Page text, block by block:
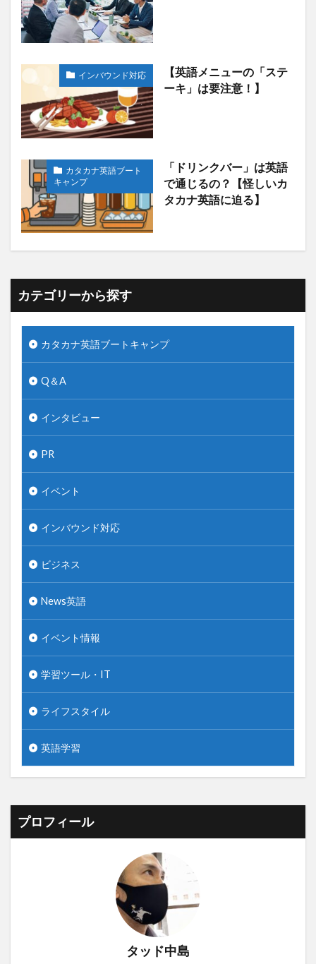
インバウンド対応
【英語メニューの「ステ
ーキ」は要注意！】
カタカナ英語ブート
キャンプ
「ドリンクバー」は英語
で通じるの？【怪しいカ
タカナ英語に迫る】
カテゴリーから探す
カタカナ英語ブートキャンプ
Q＆A
インタビュー
PR
イベント
インバウンド対応
ビジネス
News英語
イベント情報
学習ツール・IT
ライフスタイル
英語学習
プロフィール
タッド中島